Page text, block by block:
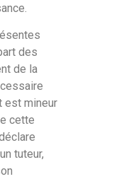
des
de la
est mineur
cette
tuteur,